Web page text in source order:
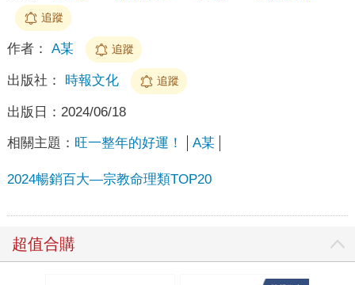
追蹤
作者： A某 追蹤
出版社： 時報文化 追蹤
出版日： 2024/06/18
相關主題： 旺一整年的好運！ A某
2024暢銷百大—宗教命理類TOP20
超值合購